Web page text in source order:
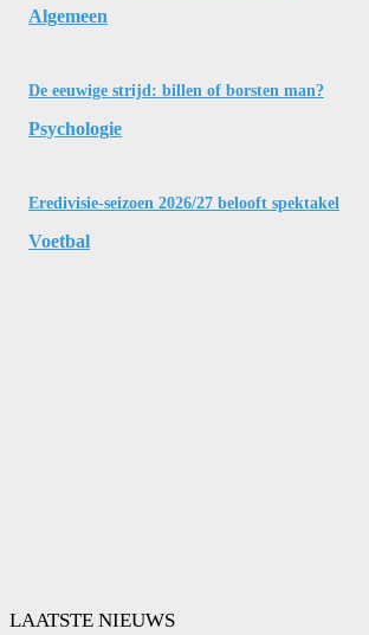
Algemeen
De eeuwige strijd: billen of borsten man?
Psychologie
Eredivisie-seizoen 2026/27 belooft spektakel
Voetbal
LAATSTE NIEUWS